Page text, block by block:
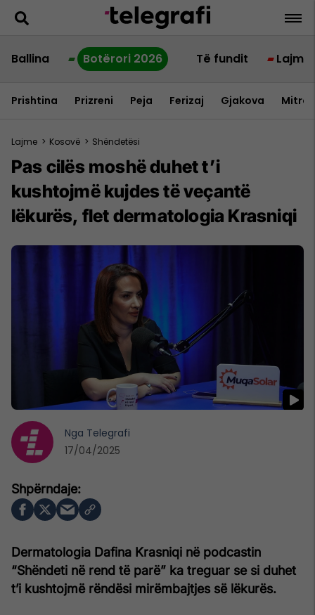
Ballina Botërori 2026 Të fundit Lajme
Prishtina Prizreni Peja Ferizaj Gjakova
Lajme > Kosovë > Shëndetësi
Pas cilës moshë duhet t’i
kushtojmë kujdes të veçantë
lëkurës, flet dermatologia Krasniqi
Dermatologia Dafina Krasniqi në podcastin
“Shëndeti në rend të parë” ka treguar se si duhet
t’i kushtojmë rëndësi mirëmbajtjes së lëkurës.
Nga Telegrafi
17/04/2025